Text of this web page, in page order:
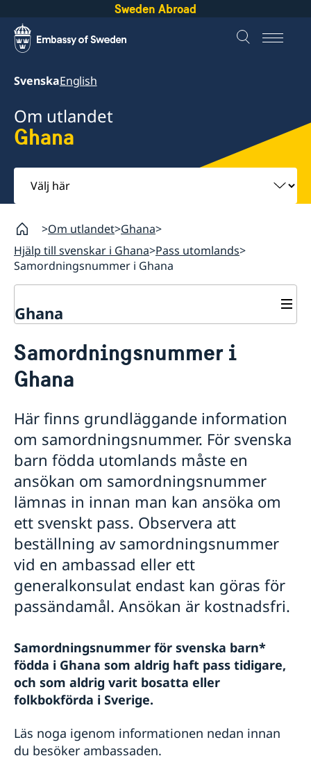
Sweden Abroad
SvenskaEnglish
Om utlandet
Ghana
Välj
här
Om utlandet Ghana
Hjälp till svenskar i Ghana Pass utomlands
Samordningsnummer i Ghana
Ghana
Hjälp till svenskar i Ghana
Rösta i Ghana
Förlust av pass i Ghana
Samordningsnummer i Ghana
Provisoriskt pass för vuxna i Ghana
Provisoriskt pass för barn i Ghana
Hjälp kring medborgarskap
Om svenskt medborgarskap
Dubbelt medborgarskap
Registrera nyfödd i Ghana
Gifta sig utomlands
Avgifter
Juridisk hjälp i Ghana
Legaliseringar
Reseinformation
Ambassadens reseinformation
Aktuella händelser
Terrorism
Naturförhållanden och katastrofer
In- och utresebestämmelser
Hälso- och sjukvård
Lokala lagar och sedvänjor
Trafiksäkerhet
Resa i landet
Service för svenska företag i Ghana
Samordningsnummer i
Ghana
Här finns grundläggande information
om samordningsnummer. För svenska
barn födda utomlands måste en
ansökan om samordningsnummer
lämnas in innan man kan ansöka om
ett svenskt pass. Observera att
beställning av samordningsnummer
vid en ambassad eller ett
generalkonsulat endast kan göras för
passändamål. Ansökan är kostnadsfri.
Samordningsnummer för svenska barn*
födda i Ghana som aldrig haft pass tidigare,
och som aldrig varit bosatta eller
folkbokförda i Sverige.
Läs noga igenom informationen nedan innan
du besöker ambassaden.